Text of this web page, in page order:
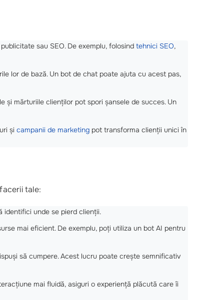
sau SEO. De exemplu, folosind tehnici SEO,
lor de bază. Un bot de chat poate ajuta cu acest pas,
mărturiile clienților pot spori șansele de succes. Un
și campanii de marketing pot transforma clienții unici în
tale:
unde se pierd clienții.
mai eficient. De exemplu, poți utiliza un bot AI pentru
să cumpere. Acest lucru poate crește semnificativ
mai fluidă, asiguri o experiență plăcută care îi